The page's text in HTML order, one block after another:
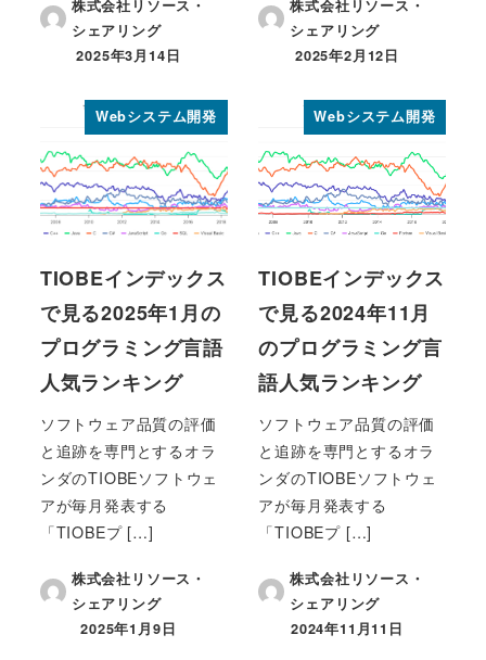
株式会社リソース・
シェアリング
投稿日
2025年3月14日
株式会社リソース・
シェアリング
投稿日
2025年2月12日
Webシステム開発
TIOBEインデックス
で見る2025年1月の
プログラミング言語
人気ランキング
ソフトウェア品質の評価
と追跡を専門とするオラ
ンダのTIOBEソフトウェ
アが毎月発表する
「TIOBEプ […]
株式会社リソース・
シェアリング
投稿日
2025年1月9日
Webシステム開発
TIOBEインデックス
で見る2024年11月
のプログラミング言
語人気ランキング
ソフトウェア品質の評価
と追跡を専門とするオラ
ンダのTIOBEソフトウェ
アが毎月発表する
「TIOBEプ […]
株式会社リソース・
シェアリング
投稿日
2024年11月11日